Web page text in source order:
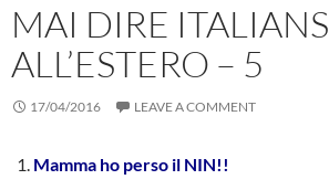
MAI DIRE ITALIANS
ALL’ESTERO – 5
17/04/2016 LEAVE A COMMENT
Mamma ho perso il NIN!!